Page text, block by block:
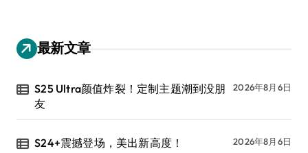
最新文章
S25 Ultra颜值炸裂！定制主题潮到没朋
友
2026年8月6日
S24+震撼登场，美出新高度！ 2026年8月6日